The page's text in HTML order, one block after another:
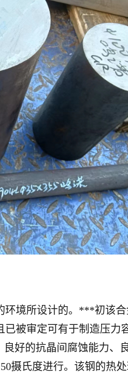
境所设计的。***初该
被审定可有于制造压力
好的抗晶间腐蚀能力
摄氏度进行。该钢的热